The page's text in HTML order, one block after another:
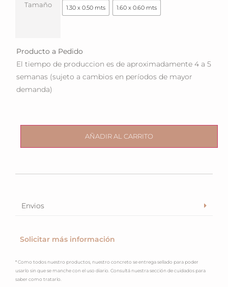
Tamaño 1.30 x 0.50 mts 1.60 x 0.60 mts
Producto a Pedido
El tiempo de produccion es de aproximadamente 4 a 5
semanas (sujeto a cambios en períodos de mayor
demanda)
AÑADIR AL CARRITO
Envios
Solicitar más información
* Como todos nuestro productos, nuestro concreto se entrega sellado para poder
usarlo sin que se manche con el uso diario. Consultá nuestra sección de cuidados para
saber como tratarlo.